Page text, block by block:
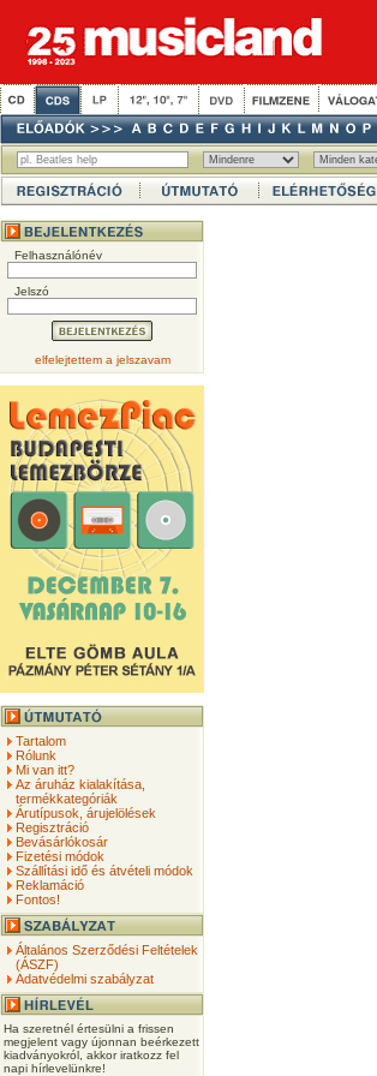
Felhasználónév
Jelszó
elfelejtettem a jelszavam
Tartalom
Rólunk
Mi van itt?
Az áruház kialakítása,
termékkategóriák
Árutípusok, árujelölések
Regisztráció
Bevásárlókosár
Fizetési módok
Szállítási idő és átvételi módok
Reklamáció
Fontos!
Általános Szerződési Feltételek
(ÁSZF)
Adatvédelmi szabályzat
Ha szeretnél értesülni a frissen
megjelent vagy újonnan beérkezett
kiadványokról, akkor iratkozz fel
napi hírlevelünkre!